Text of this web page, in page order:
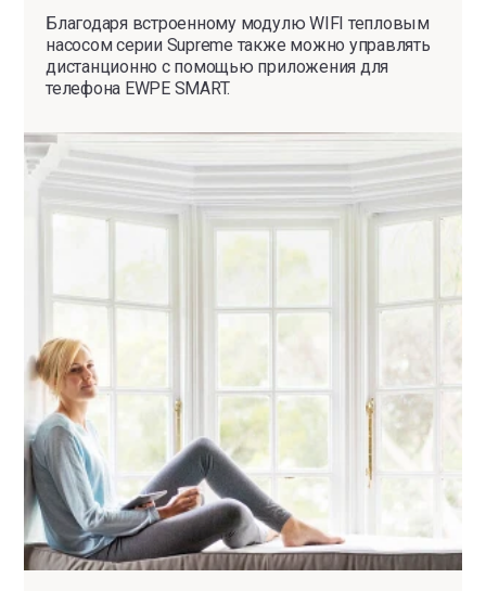
Благодаря встроенному модулю WIFI тепловым
насосом серии Supreme также можно управлять
дистанционно с помощью приложения для
телефона EWPE SMART.